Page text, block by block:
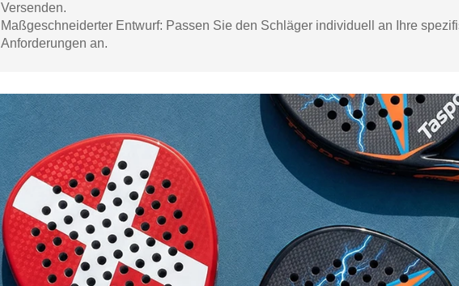
Versenden.
Maßgeschneiderter Entwurf: Passen Sie den Schläger individuell an Ihre
Anforderungen an.